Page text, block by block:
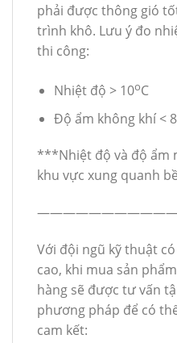
phải được thông gió
trình khô. Lưu ý đo
thi công:
Nhiệt độ > 10oC
Độ ẩm không khí <
***Nhiệt độ và độ ẩm
khu vực xung quanh
Với đội ngũ kỹ thuật
cao, khi mua sản
hàng sẽ được tư vấn
phương pháp để có
cam kết: